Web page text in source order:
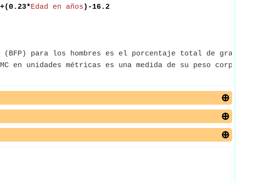
Edad en años )-16.2
para los hombres es el porcentaje total de grasa
en unidades métricas es una medida de su peso corporal